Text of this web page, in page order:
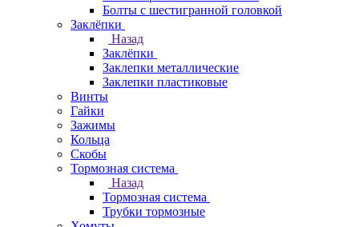
Болты с шестигранной головкой
Заклёпки
Назад
Заклёпки
Заклепки металлические
Заклепки пластиковые
Винты
Гайки
Зажимы
Кольца
Скобы
Тормозная система
Назад
Тормозная система
Трубки тормозные